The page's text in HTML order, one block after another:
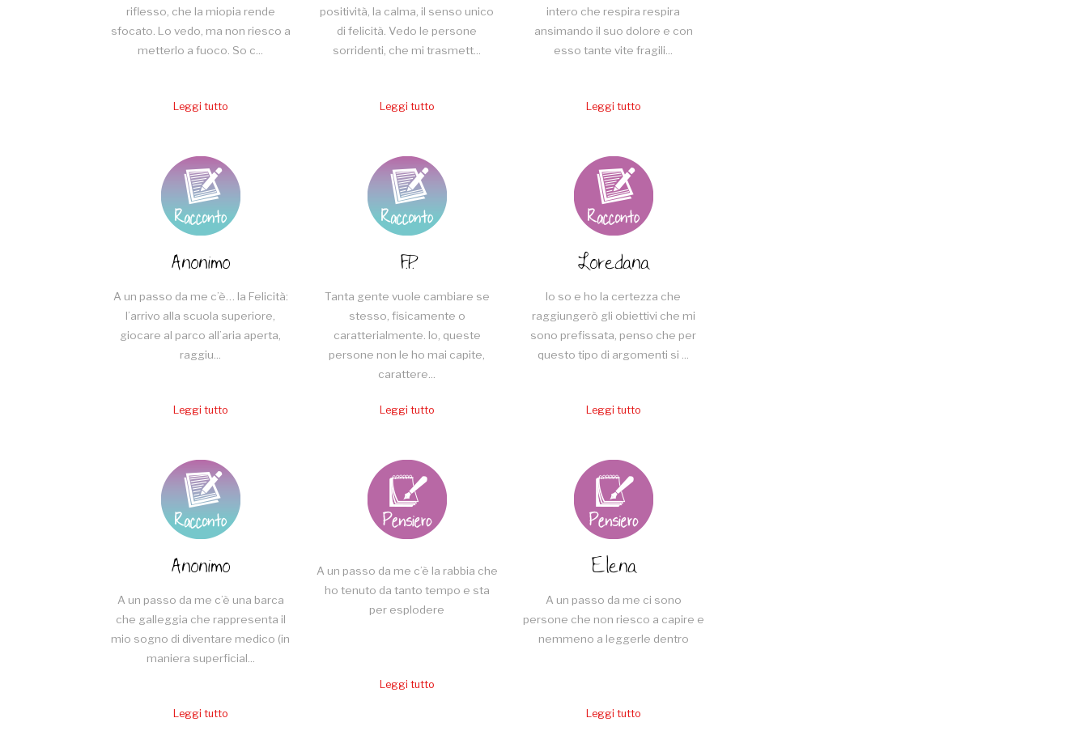
riflesso, che la miopia rende
sfocato. Lo vedo, ma non riesco a
metterlo a fuoco. So c...
Leggi tutto
positività, la calma, il senso unico
di felicità. Vedo le persone
sorridenti, che mi trasmett...
Leggi tutto
intero che respira respira
ansimando il suo dolore e con
esso tante vite fragili...
Leggi tutto
Anonimo
A un passo da me c’è… la Felicità:
l’arrivo alla scuola superiore,
giocare al parco all’aria aperta,
raggiu...
Leggi tutto
F.P.
Tanta gente vuole cambiare se
stesso, fisicamente o
caratterialmente. Io, queste
persone non le ho mai capite,
carattere...
Leggi tutto
Loredana
Io so e ho la certezza che
raggiungerò gli obiettivi che mi
sono prefissata, penso che per
questo tipo di argomenti si ...
Leggi tutto
Anonimo
A un passo da me c’è una barca
che galleggia che rappresenta il
mio sogno di diventare medico (in
maniera superficial...
Leggi tutto
A un passo da me c’è la rabbia che
ho tenuto da tanto tempo e sta
per esplodere
Leggi tutto
Elena
A un passo da me ci sono
persone che non riesco a capire e
nemmeno a leggerle dentro
Leggi tutto